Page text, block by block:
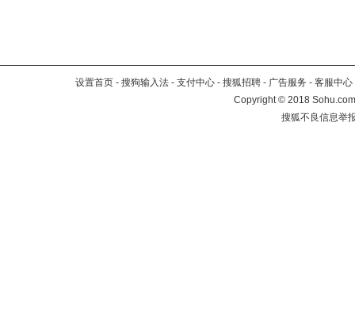
设置首页 - 搜狗输入法 - 支付中心 - 搜狐招聘 - 广告服务 - 客服中心
Copyright©2018
搜狐不良信息举